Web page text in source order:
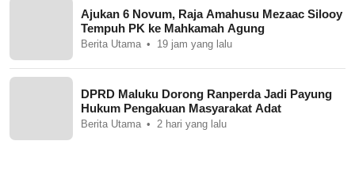
Ajukan 6 Novum, Raja Amahusu Mezaac Silooy
Tempuh PK ke Mahkamah Agung
Berita Utama 19 jam yang lalu
DPRD Maluku Dorong Ranperda Jadi Payung
Hukum Pengakuan Masyarakat Adat
Berita Utama 2 hari yang lalu